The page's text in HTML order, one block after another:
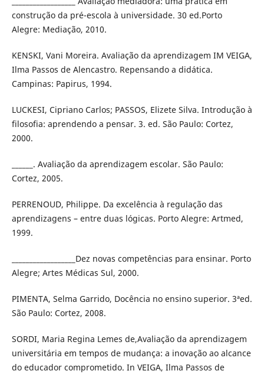
construção da pré-escola à universidade. 30 ed.Porto
Alegre: Mediação, 2010.
KENSKI, Vani Moreira. Avaliação da aprendizagem IM VEIGA,
Ilma Passos de Alencastro. Repensando a didática.
Campinas: Papirus, 1994.
LUCKESI, Cipriano Carlos; PASSOS, Elizete Silva. Introdução à
filosofia: aprendendo a pensar. 3. ed. São Paulo: Cortez,
2000.
______. Avaliação da aprendizagem escolar. São Paulo:
Cortez, 2005.
PERRENOUD, Philippe. Da excelência à regulação das
aprendizagens – entre duas lógicas. Porto Alegre: Artmed,
1999.
__________________Dez novas competências para ensinar. Porto
Alegre; Artes Médicas Sul, 2000.
PIMENTA, Selma Garrido, Docência no ensino superior. 3ªed.
São Paulo: Cortez, 2008.
SORDI, Maria Regina Lemes de,Avaliação da aprendizagem
universitária em tempos de mudança: a inovação ao alcance
do educador comprometido. In VEIGA, Ilma Passos de